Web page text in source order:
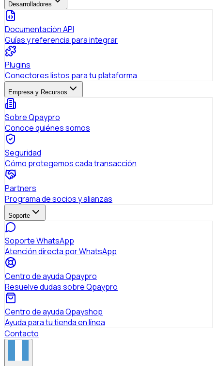
Desarrolladores
Documentación API
Guías y referencia para integrar
Plugins
Conectores listos para tu plataforma
Empresa y Recursos
Sobre Qpaypro
Conoce quiénes somos
Seguridad
Cómo protegemos cada transacción
Partners
Programa de socios y alianzas
Soporte
Soporte WhatsApp
Atención directa por WhatsApp
Centro de ayuda Qpaypro
Resuelve dudas sobre Qpaypro
Centro de ayuda Qpayshop
Ayuda para tu tienda en línea
Contacto